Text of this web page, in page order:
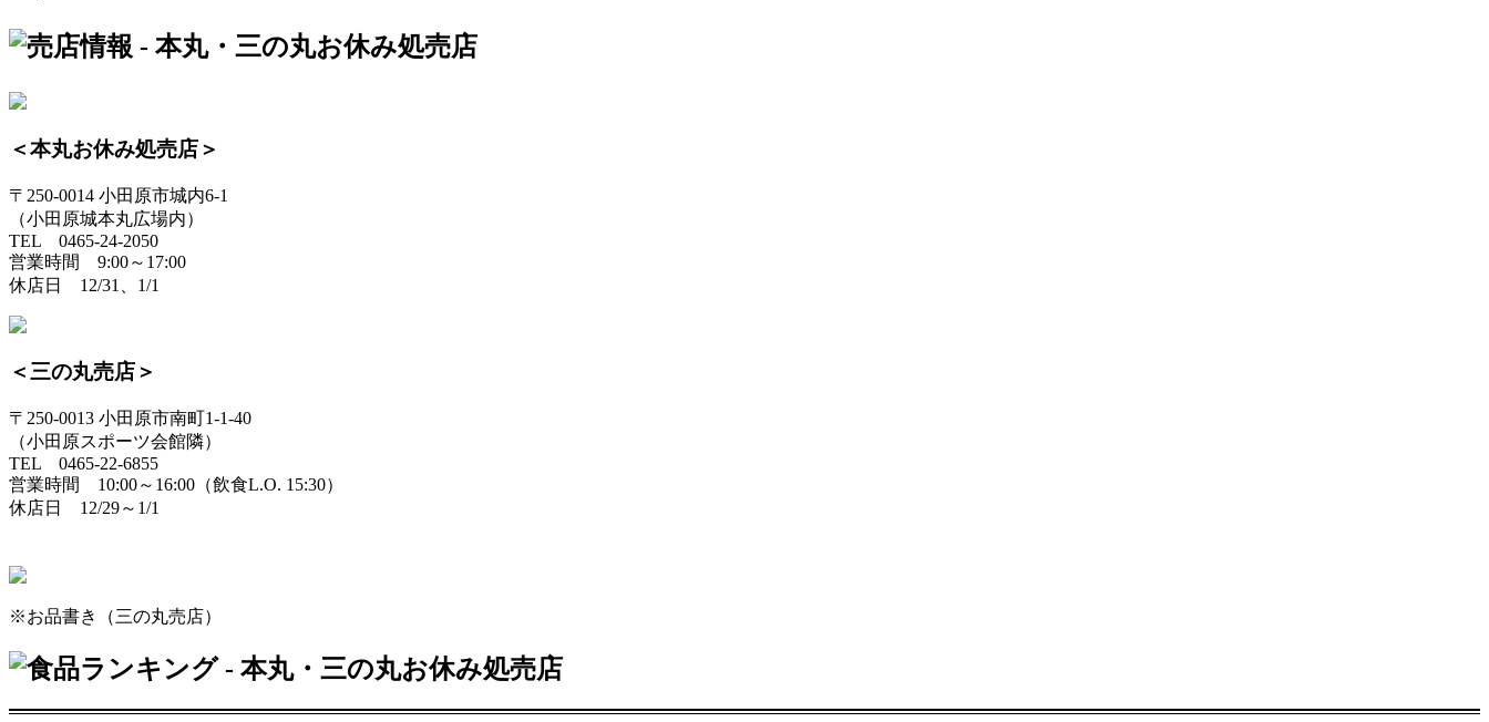
＜本丸お休み処売店＞
〒250-0014 小田原市城内6-1
（小田原城本丸広場内）
TEL 0465-24-2050
営業時間 9:00～17:00
休店日 12/31、1/1
＜三の丸売店＞
〒250-0013 小田原市南町1-1-40
（小田原スポーツ会館隣）
TEL 0465-22-6855
営業時間 10:00～16:00（飲食L.O. 15:30）
休店日 12/29～1/1
※お品書き（三の丸売店）